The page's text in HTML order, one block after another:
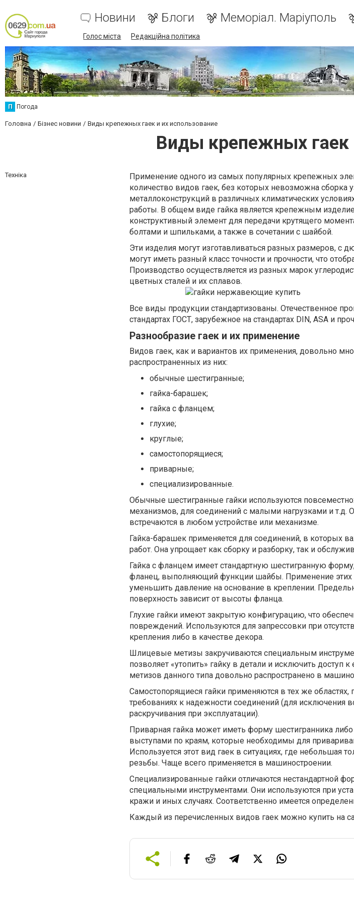
Новини Блоги Меморіал. Маріуполь
Голос міста Редакційна політика
П Погода
Головна Бізнес новини Виды крепежных гаек и их использование
Виды крепежных гаек
Техніка
Применение одного из самых популярных крепежных
количество видов гаек, без которых невозможна сборка
металлоконструкций в различных климатических
работы. В общем виде гайка является крепежным
конструктивный элемент для передачи крутящего
болтами и шпильками, а также в сочетании с шайбой.
Эти изделия могут изготавливаться разных размеров, с
могут иметь разный класс точности и прочности, что
Производство осуществляется из разных марок
цветных сталей и их сплавов.
Все виды продукции стандартизованы. Отечественное
стандартах ГОСТ, зарубежное на стандартах DIN, ASA и
Разнообразие гаек и их применение
Видов гаек, как и вариантов их применения, довольно
распространенных из них:
обычные шестигранные;
гайка-барашек;
гайка с фланцем;
глухие;
круглые;
самостопорящиеся;
приварные;
специализированные.
Обычные шестигранные гайки используются
механизмов, для соединений с малыми нагрузками и т.д.
встречаются в любом устройстве или механизме.
Гайка-барашек применяется для соединений, в которых
работ. Она упрощает как сборку и разборку, так и
Гайка с фланцем имеет стандартную шестигранную
фланец, выполняющий функции шайбы. Применение этих
уменьшить давление на основание в креплении.
поверхность зависит от высоты фланца.
Глухие гайки имеют закрытую конфигурацию, что
повреждений. Используются для запрессовки при
крепления либо в качестве декора.
Шлицевые метизы закручиваются специальным
позволяет «утопить» гайку в детали и исключить доступ
метизов данного типа довольно распространено в
Самостопорящиеся гайки применяются в тех же
требованиях к надежности соединений (для исключения
раскручивания при эксплуатации).
Приварная гайка может иметь форму шестигранника
выступами по краям, которые необходимы для
Используется этот вид гаек в ситуациях, где небольшая
резьбы. Чаще всего применяется в машиностроении.
Специализированные гайки отличаются нестандартной
специальными инструментами. Они используются при
кражи и иных случаях. Соответственно имеется
Каждый из перечисленных видов гаек можно купить на